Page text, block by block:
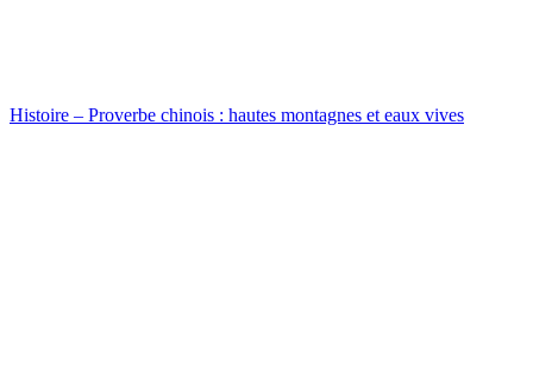
Histoire – Proverbe chinois : hautes montagnes et eaux vives